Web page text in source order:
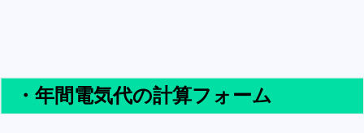
・年間電気代の計算フォーム